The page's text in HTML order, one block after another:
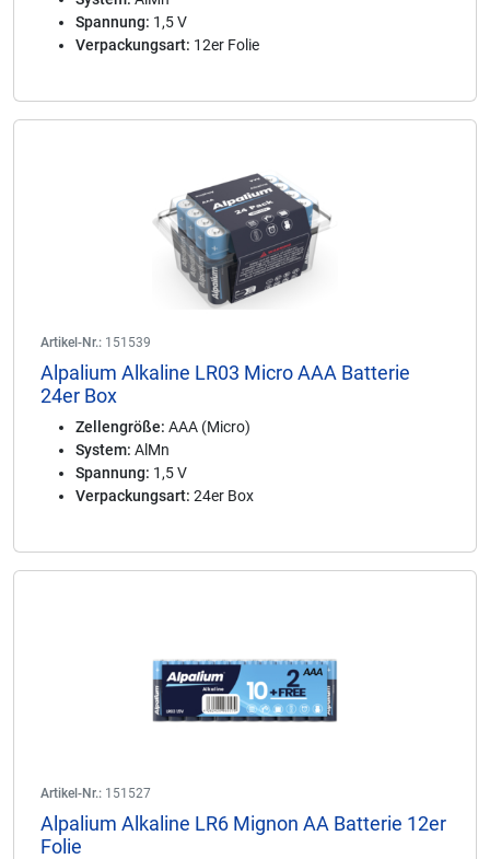
Spannung: 1,5 V
Verpackungsart: 12er Folie
Artikel-Nr.: 151539
Alpalium Alkaline LR03 Micro AAA Batterie
24er Box
Zellengröße: AAA (Micro)
System: AlMn
Spannung: 1,5 V
Verpackungsart: 24er Box
Artikel-Nr.: 151527
Alpalium Alkaline LR6 Mignon AA Batterie 12er
Folie